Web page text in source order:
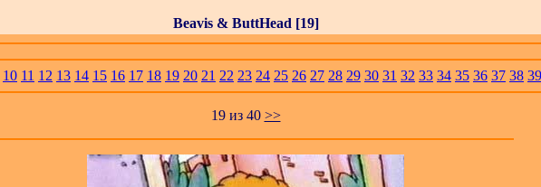
Beavis & ButtHead [19]
10 11 12 13 14 15 16 17 18 19 20 21 22 23 24 25 26 27 28 29 30 31 32 33 34 35 36 37 38 39
19из 40 >>